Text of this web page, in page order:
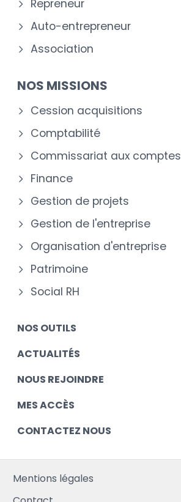
Repreneur
Auto-entrepreneur
Association
NOS MISSIONS
Cession acquisitions
Comptabilité
Commissariat aux comptes
Finance
Gestion de projets
Gestion de l'entreprise
Organisation d'entreprise
Patrimoine
Social RH
NOS OUTILS
ACTUALITÉS
NOUS REJOINDRE
MES ACCÈS
CONTACTEZ NOUS
Mentions légales